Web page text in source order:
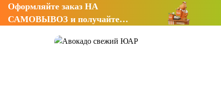
Оформляйте заказ НА
САМОВЫВОЗ и получайте